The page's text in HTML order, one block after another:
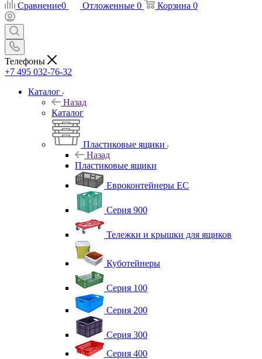
Сравнение0 Отложенные 0 Корзина 0
Телефоны
+7 495 032-76-32
Каталог
Назад
Каталог
Пластиковые ящики
Назад
Пластиковые ящики
Евроконтейнеры ЕС
Серия 900
Тележки и крышки для ящиков
Куботейнеры
Серия 100
Серия 200
Серия 300
Серия 400